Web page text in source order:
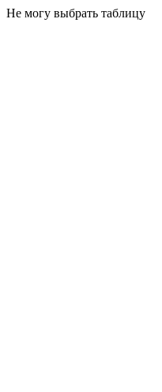
Не могу выбрать таблицу